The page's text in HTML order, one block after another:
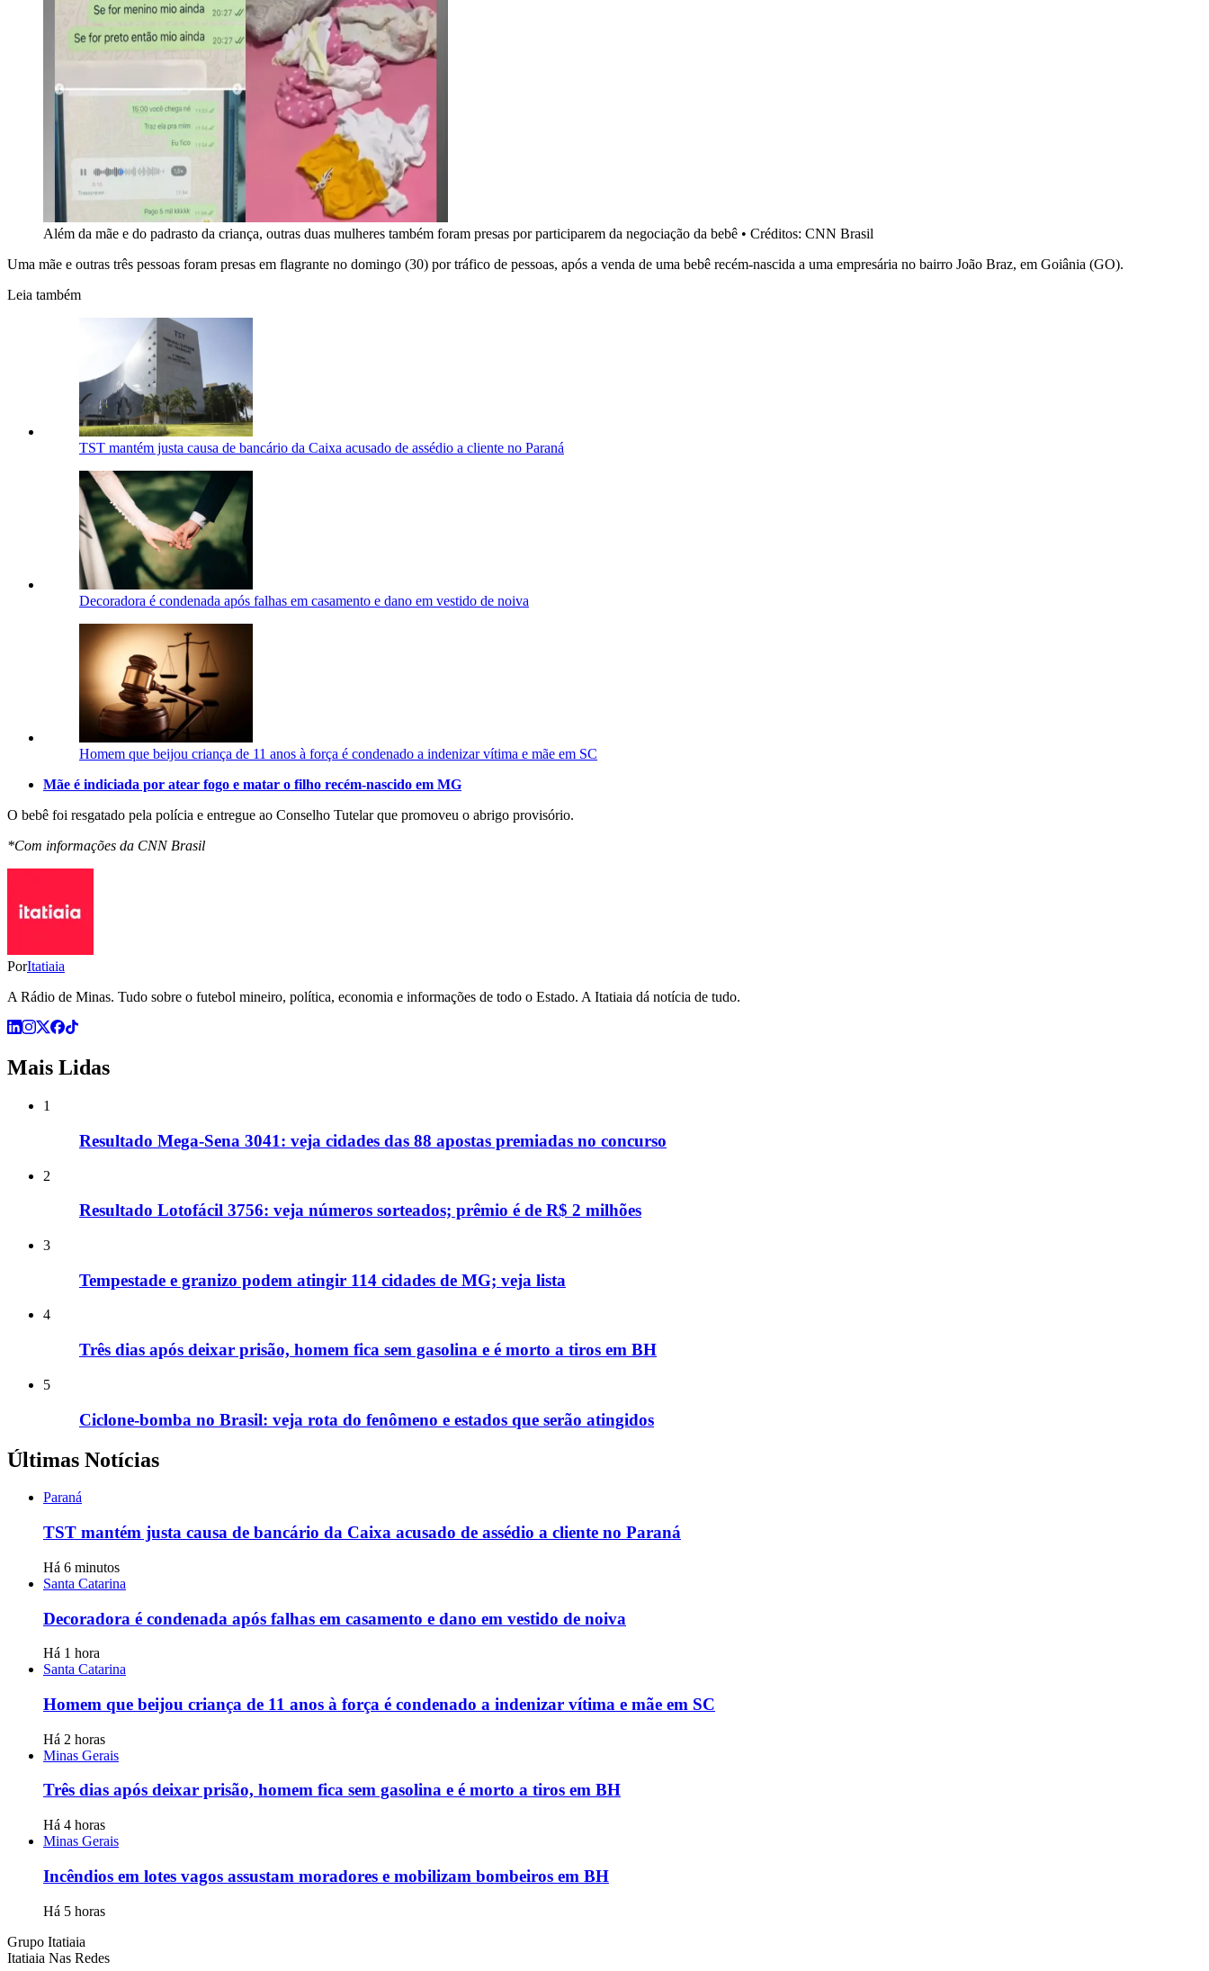
Além da mãe e do padrasto da criança, outras duas mulheres também foram presas por participarem da negociação da bebê • Créditos: CNN Brasil
Uma mãe e outras três pessoas foram presas em flagrante no domingo (30) por tráfico de pessoas, após a venda de uma bebê recém-nascida a uma empresária no bairro João Braz, em Goiânia (GO).
Leia também
TST mantém justa causa de bancário da Caixa acusado de assédio a cliente no Paraná
Decoradora é condenada após falhas em casamento e dano em vestido de noiva
Homem que beijou criança de 11 anos à força é condenado a indenizar vítima e mãe em SC
Mãe é indiciada por atear fogo e matar o filho recém-nascido em MG
O bebê foi resgatado pela polícia e entregue ao Conselho Tutelar que promoveu o abrigo provisório.
*Com informações da CNN Brasil
PorItatiaia
A Rádio de Minas. Tudo sobre o futebol mineiro, política, economia e informações de todo o Estado. A Itatiaia dá notícia de tudo.
Mais Lidas
1
Resultado Mega-Sena 3041: veja cidades das 88 apostas premiadas no concurso
2
Resultado Lotofácil 3756: veja números sorteados; prêmio é de R$ 2 milhões
3
Tempestade e granizo podem atingir 114 cidades de MG; veja lista
4
Três dias após deixar prisão, homem fica sem gasolina e é morto a tiros em BH
5
Ciclone-bomba no Brasil: veja rota do fenômeno e estados que serão atingidos
Últimas Notícias
Paraná
TST mantém justa causa de bancário da Caixa acusado de assédio a cliente no Paraná
Há 6 minutos
Santa Catarina
Decoradora é condenada após falhas em casamento e dano em vestido de noiva
Há 1 hora
Santa Catarina
Homem que beijou criança de 11 anos à força é condenado a indenizar vítima e mãe em SC
Há 2 horas
Minas Gerais
Três dias após deixar prisão, homem fica sem gasolina e é morto a tiros em BH
Há 4 horas
Minas Gerais
Incêndios em lotes vagos assustam moradores e mobilizam bombeiros em BH
Há 5 horas
Grupo Itatiaia
Itatiaia Nas Redes